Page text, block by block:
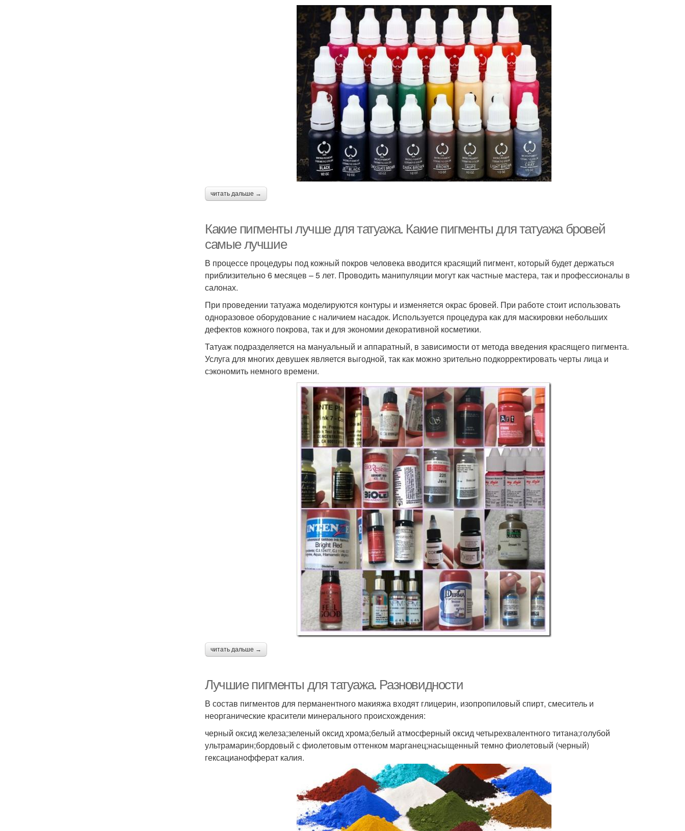
читать дальше →
Какие пигменты лучше для татуажа. Какие пигменты для татуажа бровей
самые лучшие
В процессе процедуры под кожный покров человека вводится красящий пигмент, который будет держаться
приблизительно 6 месяцев – 5 лет. Проводить манипуляции могут как частные мастера, так и профессионалы в
салонах.
При проведении татуажа моделируются контуры и изменяется окрас бровей. При работе стоит использовать
одноразовое оборудование с наличием насадок. Используется процедура как для маскировки небольших
дефектов кожного покрова, так и для экономии декоративной косметики.
Татуаж подразделяется на мануальный и аппаратный, в зависимости от метода введения красящего пигмента.
Услуга для многих девушек является выгодной, так как можно зрительно подкорректировать черты лица и
сэкономить немного времени.
читать дальше →
Лучшие пигменты для татуажа. Разновидности
В состав пигментов для перманентного макияжа входят глицерин, изопропиловый спирт, смеситель и
неорганические красители минерального происхождения:
черный оксид железа;зеленый оксид хрома;белый атмосферный оксид четырехвалентного титана;голубой
ультрамарин;бордовый с фиолетовым оттенком марганец;насыщенный темно фиолетовый (черный)
гексацианофферат калия.